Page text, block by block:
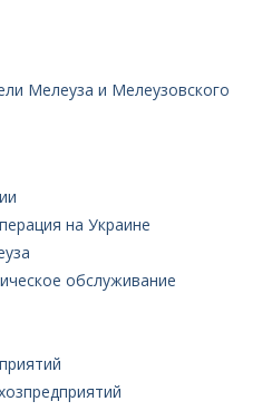
Мелеуза и Мелеузовского
на Украине
обслуживание